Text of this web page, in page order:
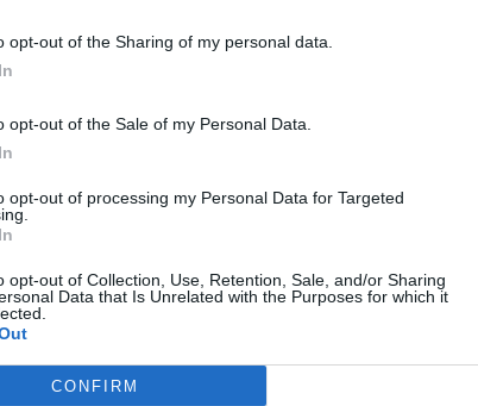
opt-out of the Sharing of my personal data.
opt-out of the Sale of my Personal Data.
opt-out of processing my Personal Data for Targeted
opt-out of Collection, Use, Retention, Sale, and/or Sharing
Data that Is Unrelated with the Purposes for which it
CONFIRM
bemutatása